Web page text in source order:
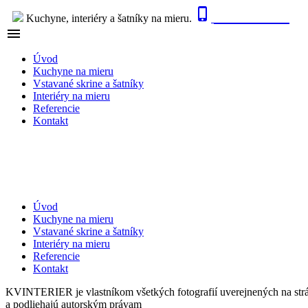
Kuchyne, interiéry a šatníky na mieru. 

Úvod
Kuchyne na mieru
Vstavané skrine a šatníky
Interiéry na mieru
Referencie
Kontakt
Úvod
Kuchyne na mieru
Vstavané skrine a šatníky
Interiéry na mieru
Referencie
Kontakt
KVINTERIER je vlastníkom všetkých fotografií uverejnených na
a podliehajú autorským právam